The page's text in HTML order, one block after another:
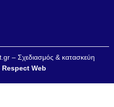
– Σχεδιασμός & κατασκεύη
Respect Web